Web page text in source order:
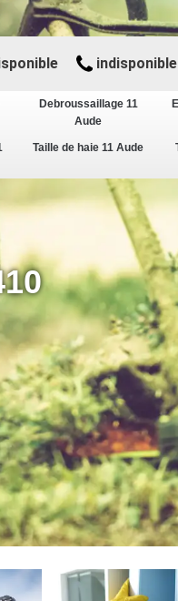
Debroussaillage 11
Aude
Taille de haie 11 Aude
indisponible